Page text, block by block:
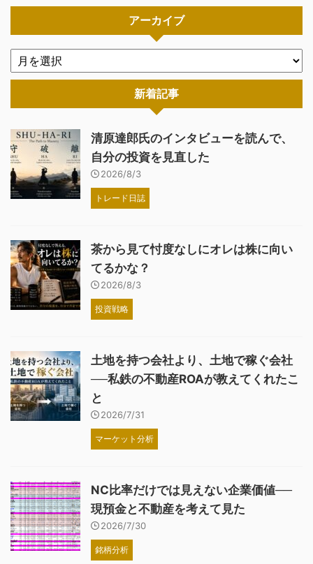
アーカイブ
新着記事
清原達郎氏のインタビューを読んで、
自分の投資を見直した
2026/8/3
トレード日誌
茶から見て忖度なしにオレは株に向い
てるかな？
2026/8/3
投資戦略
土地を持つ会社より、土地で稼ぐ会社
──私鉄の不動産ROAが教えてくれたこ
と
2026/7/31
マーケット分析
NC比率だけでは見えない企業価値──
現預金と不動産を考えて見た
2026/7/30
銘柄分析